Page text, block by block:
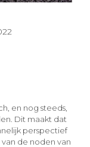
en nog steeds,
Dit maakt dat
perspectief
de noden van